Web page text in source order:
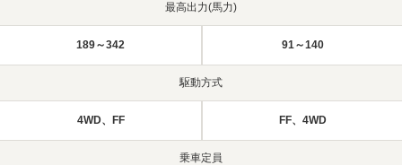
最高出力(馬力)
189～342 91～140
駆動方式
4WD、FF FF、4WD
乗車定員